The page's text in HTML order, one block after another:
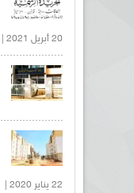
20 أبريل 2021 |
22 يناير 2020 |